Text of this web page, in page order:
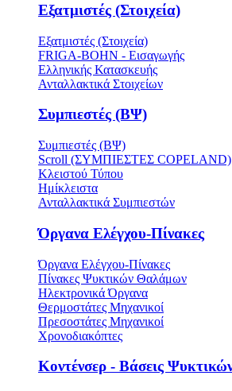
Εξατμιστές (Στοιχεία)
Εξατμιστές (Στοιχεία)
FRIGA-BOHN - Εισαγωγής
Ελληνικής Κατασκευής
Ανταλλακτικά Στοιχείων
Συμπιεστές (ΒΨ)
Συμπιεστές (ΒΨ)
Scroll (ΣΥΜΠΙΕΣΤΕΣ COPELAND)
Κλειστού Τύπου
Ημίκλειστα
Ανταλλακτικά Συμπιεστών
Όργανα Ελέγχου-Πίνακες
Όργανα Ελέγχου-Πίνακες
Πίνακες Ψυκτικών Θαλάμων
Ηλεκτρονικά Όργανα
Θερμοστάτες Μηχανικοί
Πρεσοστάτες Μηχανικοί
Χρονοδιακόπτες
Κοντένσερ - Βάσεις